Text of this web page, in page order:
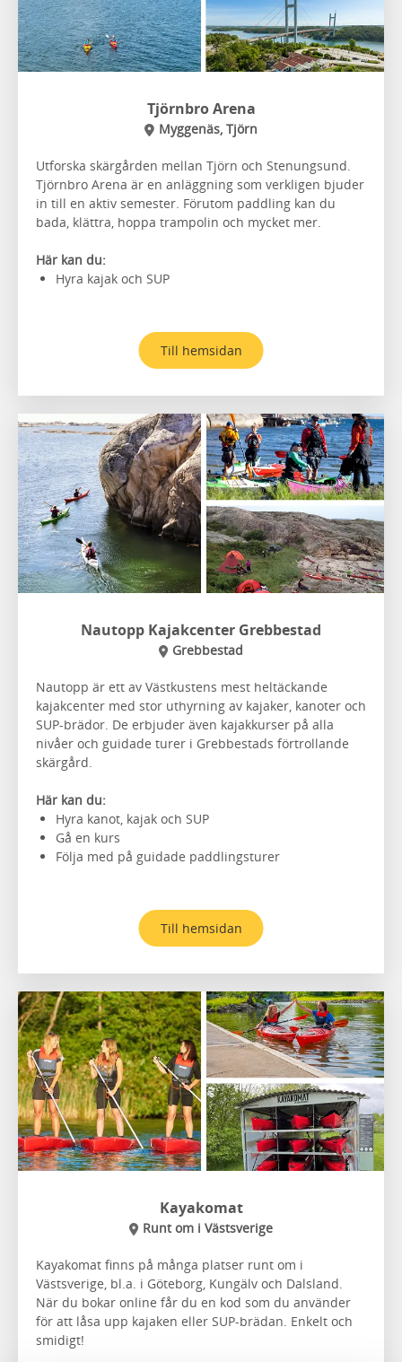
Tjörnbro Arena
Myggenäs, Tjörn
Utforska skärgården mellan Tjörn och Stenungsund.
Tjörnbro Arena är en anläggning som verkligen bjuder
in till en aktiv semester. Förutom paddling kan du
bada, klättra, hoppa trampolin och mycket mer.
Här kan du:
Hyra kajak och SUP
Till hemsidan
Nautopp Kajakcenter Grebbestad
Grebbestad
Nautopp är ett av Västkustens mest heltäckande
kajakcenter med stor uthyrning av kajaker, kanoter och
SUP-brädor. De erbjuder även kajakkurser på alla
nivåer och guidade turer i Grebbestads förtrollande
skärgård.
Här kan du:
Hyra kanot, kajak och SUP
Gå en kurs
Följa med på guidade paddlingsturer
Till hemsidan
Kayakomat
Runt om i Västsverige
Kayakomat finns på många platser runt om i
Västsverige, bl.a. i Göteborg, Kungälv och Dalsland.
När du bokar online får du en kod som du använder
för att låsa upp kajaken eller SUP-brädan. Enkelt och
smidigt!